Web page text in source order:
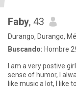
Faby, 43
Durango, Durango,
Buscando: Hombre
I am a very postive girl, with a great personality, I have a good
sense of humor, I
like music a lot, I like